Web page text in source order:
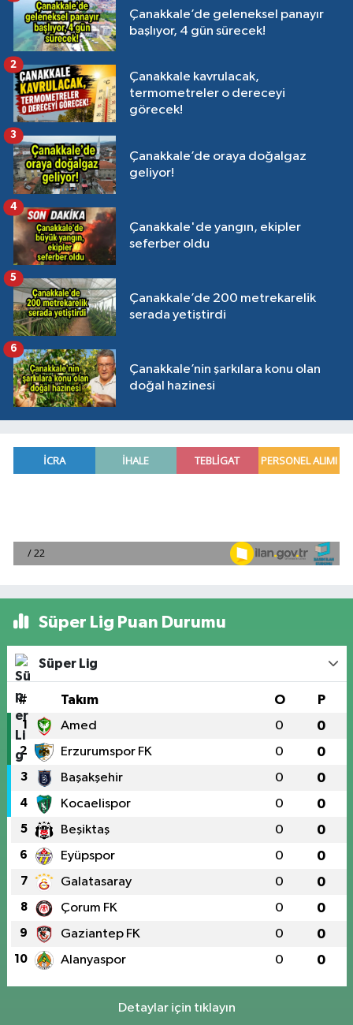
Çanakkale’de geleneksel panayır
başlıyor, 4 gün sürecek!
Çanakkale kavrulacak,
termometreler o dereceyi
görecek!
2
Çanakkale’de oraya doğalgaz
geliyor!
3
Çanakkale'de yangın, ekipler
seferber oldu
4
Çanakkale’de 200 metrekarelik
serada yetiştirdi
5
Çanakkale’nin şarkılara konu olan
doğal hazinesi
6
Süper Lig Puan Durumu
Süper Lig
# Takım O P
1 Amed 0 0
2 Erzurumspor FK 0 0
3 Başakşehir 0 0
4 Kocaelispor 0 0
5 Beşiktaş 0 0
6 Eyüpspor 0 0
7 Galatasaray 0 0
8 Çorum FK 0 0
9 Gaziantep FK 0 0
10 Alanyaspor 0 0
Detaylar için tıklayın